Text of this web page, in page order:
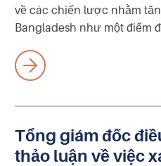
về các chiến lược nhằm
Bangladesh như một điểm
Tổng giám đốc
thảo luận về việc